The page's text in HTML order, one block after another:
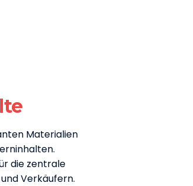
Materialien
die zentrale
Verkäufern.